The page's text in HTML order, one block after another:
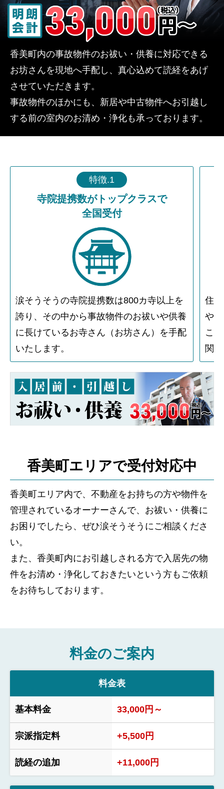
香美町内の事故物件のお祓い・供養に対応できる
お坊さんを現地へ手配し、真心込めて読経をあげ
させていただきます。
事故物件のほかにも、新居や中古物件へお引越し
する前の室内のお清め・浄化も承っております。
特徴.1
寺院提携数がトップクラスで
全国受付
涙そうそうの寺院提携数は800カ寺以上を
誇り、その中から事故物件のお祓いや供養
に長けているお寺さん（お坊さん）を手配
いたします。
住
や
こ
関
香美町エリアで受付対応中
香美町エリア内で、不動産をお持ちの方や物件を
管理されているオーナーさんで、お祓い・供養に
お困りでしたら、ぜひ涙そうそうにご相談くださ
い。
また、香美町内にお引越しされる方で入居先の物
件をお清め・浄化しておきたいという方もご依頼
をお待ちしております。
料金のご案内
料金表
基本料金 33,000円～
宗派指定料 +5,500円
読経の追加 +11,000円